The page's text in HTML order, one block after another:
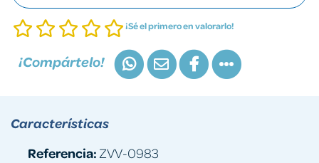
¡Sé el primero en valorarlo!
¡Compártelo!
Características
Referencia: ZVV-0983